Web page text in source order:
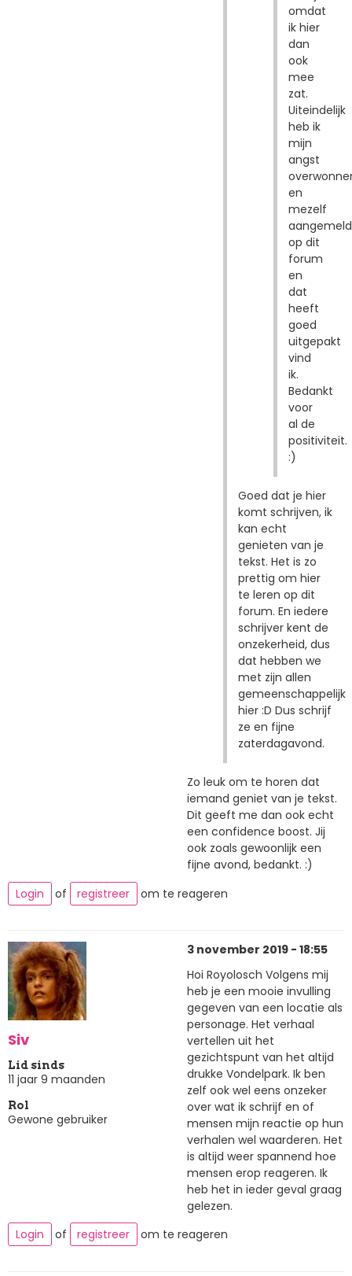
omdat
ik hier
dan
ook
mee
zat.
Uiteindelijk
heb ik
mijn
angst
en
mezelf
aangemeld
op dit
forum
en
dat
heeft
goed
uitgepakt
vind
ik.
Bedankt
voor
al de
positiviteit.
:)
Goed dat je hier
komt schrijven, ik
kan echt
genieten van je
tekst. Het is zo
prettig om hier
te leren op dit
forum. En iedere
schrijver kent de
onzekerheid, dus
dat hebben we
met zijn allen
gemeenschappelijk
hier :D Dus schrijf
ze en fijne
zaterdagavond.
Zo leuk om te horen dat
iemand geniet van je tekst.
Dit geeft me dan ook echt
een confidence boost. Jij
ook zoals gewoonlijk een
fijne avond, bedankt. :)
Login
of registreer om te reageren
Siv
Lid sinds
11 jaar 9 maanden
Rol
Gewone gebruiker
3 november 2019 - 18:55
Hoi Royolosch Volgens mij
heb je een mooie invulling
gegeven van een locatie als
personage. Het verhaal
vertellen uit het
gezichtspunt van het altijd
drukke Vondelpark. Ik ben
zelf ook wel eens onzeker
over wat ik schrijf en of
mensen mijn reactie op hun
verhalen wel waarderen. Het
is altijd weer spannend hoe
mensen erop reageren. Ik
heb het in ieder geval graag
gelezen.
Login
of registreer om te reageren